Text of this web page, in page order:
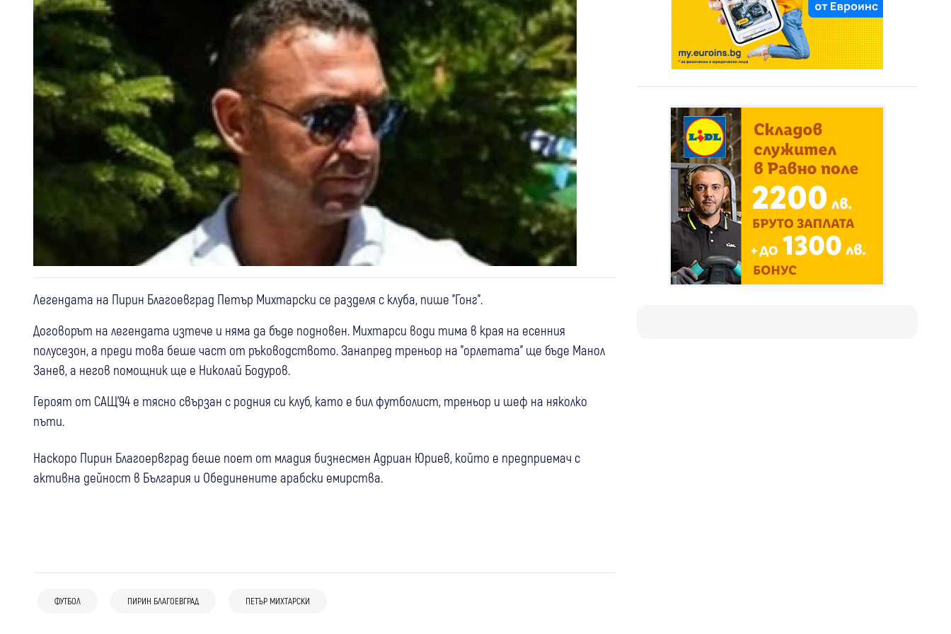
Легендата на Пирин Благоевград Петър Михтарски се разделя с клуба, пише "Гонг".
Договорът на легендата изтече и няма да бъде подновен. Михтарси води тима в края на есенния
полусезон, а преди това беше част от ръководството. Занапред треньор на "орлетата" ще бъде Манол
Занев, а негов помощник ще е Николай Бодуров.
Героят от САЩ'94 е тясно свързан с родния си клуб, като е бил футболист, треньор и шеф на няколко
пъти.
Наскоро Пирин Благоервград беше поет от младия бизнесмен Адриан Юриев, който е предприемач с
активна дейност в България и Обединените арабски емирства.
ФУТБОЛ ПИРИН БЛАГОЕВГРАД ПЕТЪР МИХТАРСКИ